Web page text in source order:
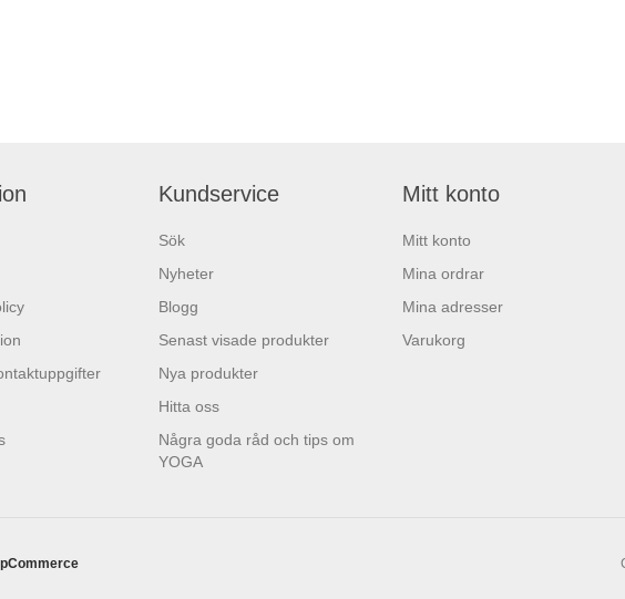
Kundservice
Sök
Nyheter
Blogg
Senast visade produkter
Nya produkter
Hitta oss
Några goda råd och tips om
YOGA
Mitt konto
Mitt konto
Mina ordrar
Mina adresser
Varukorg